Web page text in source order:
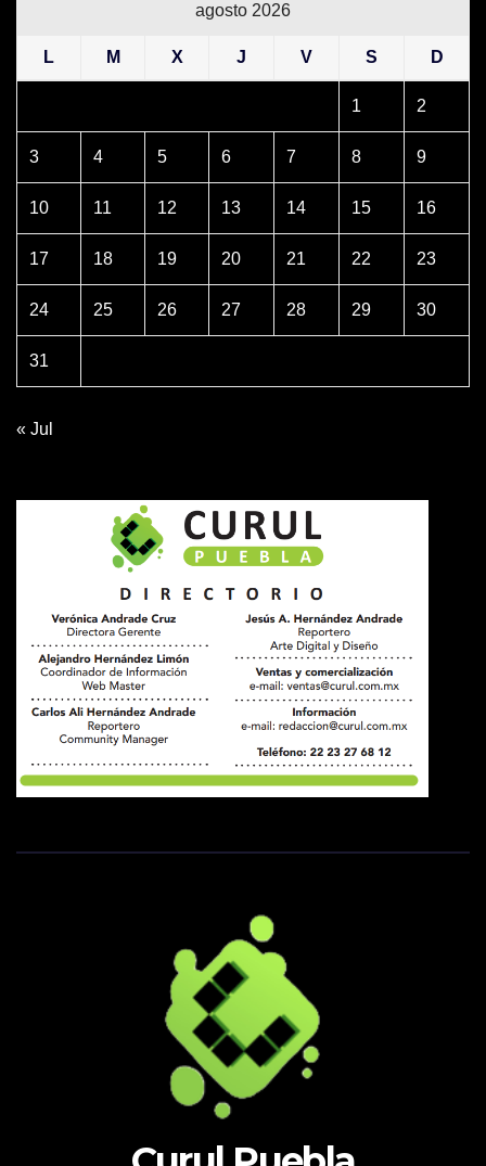
agosto 2026
L M X J V S D
1 2
3 4 5 6 7 8 9
10 11 12 13 14 15 16
17 18 19 20 21 22 23
24 25 26 27 28 29 30
31
« Jul